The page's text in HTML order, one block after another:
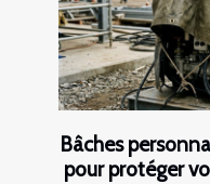
Bâches
pour protéger